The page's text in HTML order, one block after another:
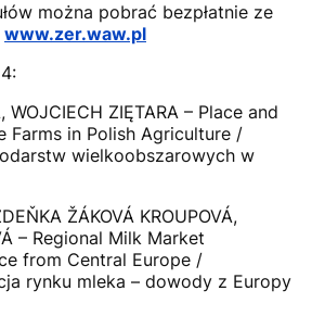
można pobrać bezpłatnie ze
www.zer.waw.pl
WOJCIECH ZIĘTARA – Place and
Farms in Polish Agriculture /
wielkoobszarowych w
ŽÁKOVÁ KROUPOVÁ,
– Regional Milk Market
from Central Europe /
rynku mleka – dowody z Europy